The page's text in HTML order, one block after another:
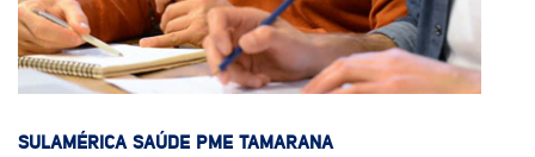
SULAMÉRICA SAÚDE PME TAMARANA